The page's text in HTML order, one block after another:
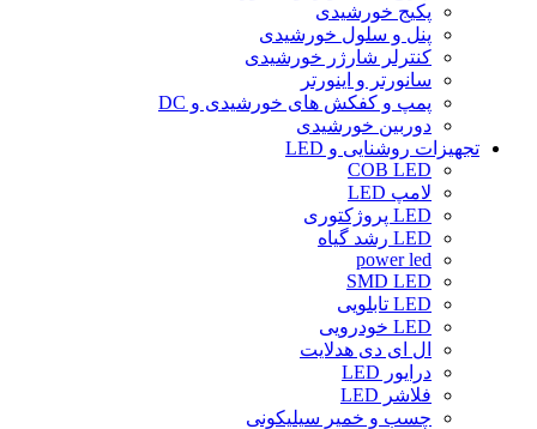
پکیج خورشیدی
پنل و سلول خورشیدی
کنترلر شارژر خورشیدی
سانورتر و اینورتر
پمپ و کفکش های خورشیدی و DC
دوربین خورشیدی
تجهیزات روشنایی و LED
COB LED
لامپ LED
LED پروژکتوری
LED رشد گیاه
power led
SMD LED
LED تابلویی
LED خودرویی
ال ای دی هدلایت
درایور LED
فلاشر LED
چسب و خمیر سیلیکونی